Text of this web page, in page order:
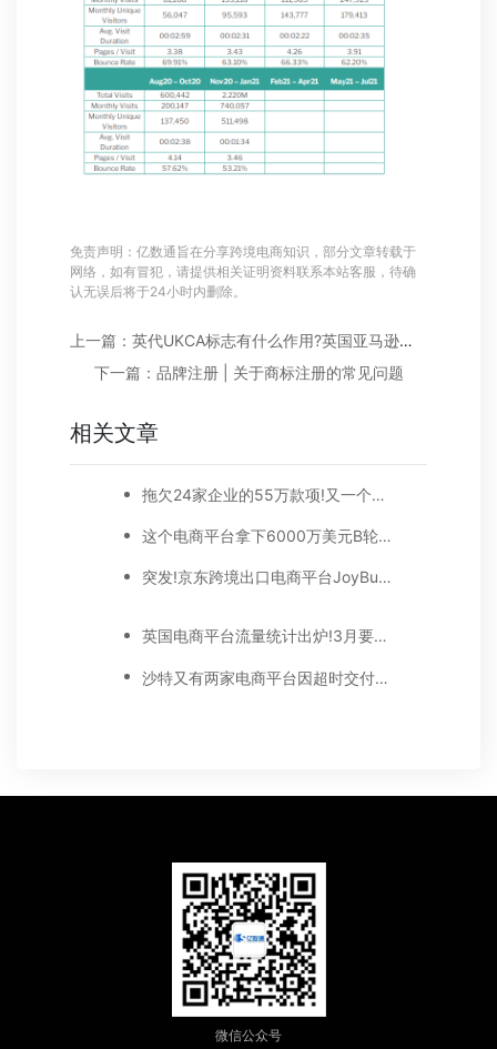
免责声明：亿数通旨在分享跨境电商知识，部分文章转载于
网络，如有冒犯，请提供相关证明资料联系本站客服，待确
认无误后将于24小时内删除。
上一篇：英代UKCA标志有什么作用?英国亚马逊卖家需注意什么
下一篇：品牌注册 | 关于商标注册的常见问题
相关文章
拖欠24家企业的55万款项!又一个跨境电商公司倒闭，下一个会是谁?
这个电商平台拿下6000万美元B轮融资
突发!京东跨境出口电商平台JoyBuy停止运营
英国电商平台流量统计出炉!3月要不要开始布局?
沙特又有两家电商平台因超时交付被查!
微信公众号